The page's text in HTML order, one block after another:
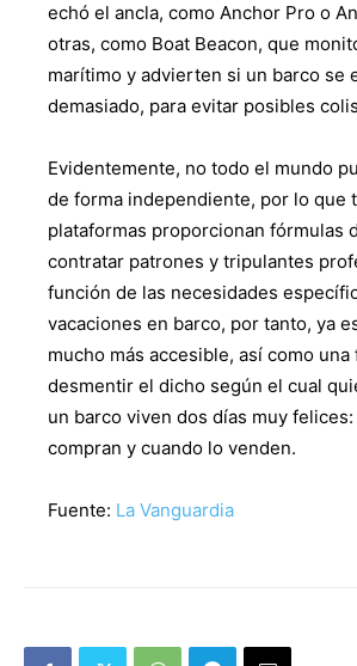
echó el ancla, como Anchor Pro o
otras, como Boat Beacon, que
marítimo y advierten si un barco se
demasiado, para evitar posibles
Evidentemente, no todo el mundo
de forma independiente, por lo que
plataformas proporcionan fórmulas
contratar patrones y tripulantes
función de las necesidades
vacaciones en barco, por tanto, ya
mucho más accesible, así como una
desmentir el dicho según el cual
un barco viven dos días muy
compran y cuando lo venden.
Fuente: La Vanguardia